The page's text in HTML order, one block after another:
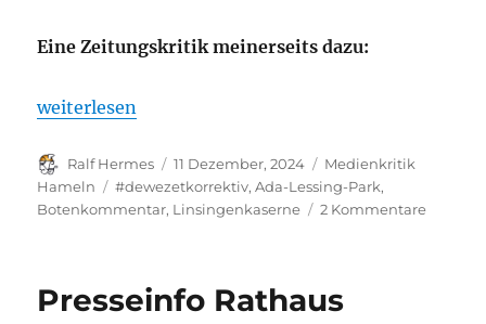
Eine Zeitungskritik meinerseits dazu:
„Eigener Bericht und Kommentar:
weiterlesen
Autor
Ralf Hermes
Veröffentlicht
am
11 Dezember, 2024 Kategorien
Medienkritik
Hameln
Schlagwörter
#dewezetkorrektiv,Ada-Lessing-Park,
Botenkommentar, Linsingenkaserne 2 Kommentarezu
Presseinfo Rathaus